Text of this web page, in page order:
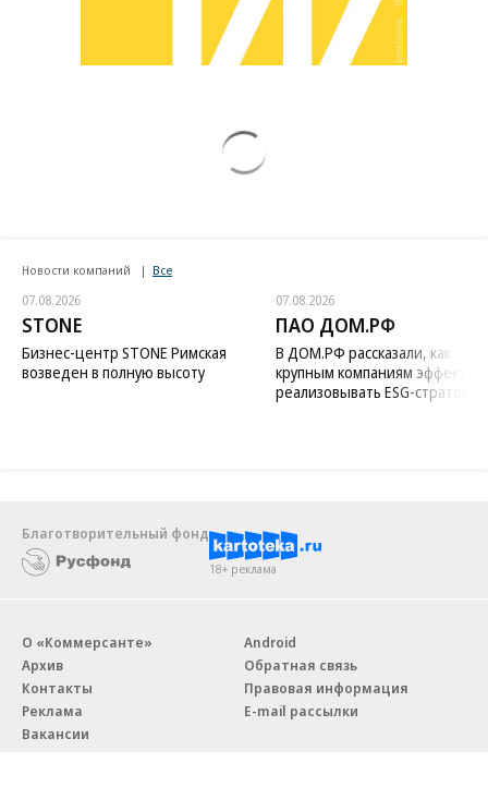
Новости компаний Все
07.08.2026
STONE
Бизнес-центр STONE Римская
возведен в полную высоту
07.08.2026
ПАО ДОМ.РФ
В ДОМ.РФ рассказали, как
крупным компаниям
реализовывать ESG-стратегию
Благотворительный фонд
18+ реклама
О «Коммерсанте»
Архив
Контакты
Реклама
Вакансии
Android
Обратная связь
Правовая информация
E-mail рассылки